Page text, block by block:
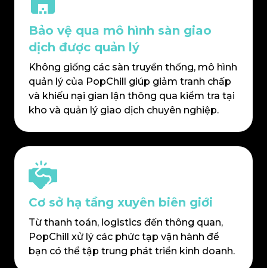
Bảo vệ qua mô hình sàn giao
dịch được quản lý
Không giống các sàn truyền thống, mô hình
quản lý của PopChill giúp giảm tranh chấp
và khiếu nại gian lận thông qua kiểm tra tại
kho và quản lý giao dịch chuyên nghiệp.
Cơ sở hạ tầng xuyên biên giới
Từ thanh toán, logistics đến thông quan,
PopChill xử lý các phức tạp vận hành để
bạn có thể tập trung phát triển kinh doanh.